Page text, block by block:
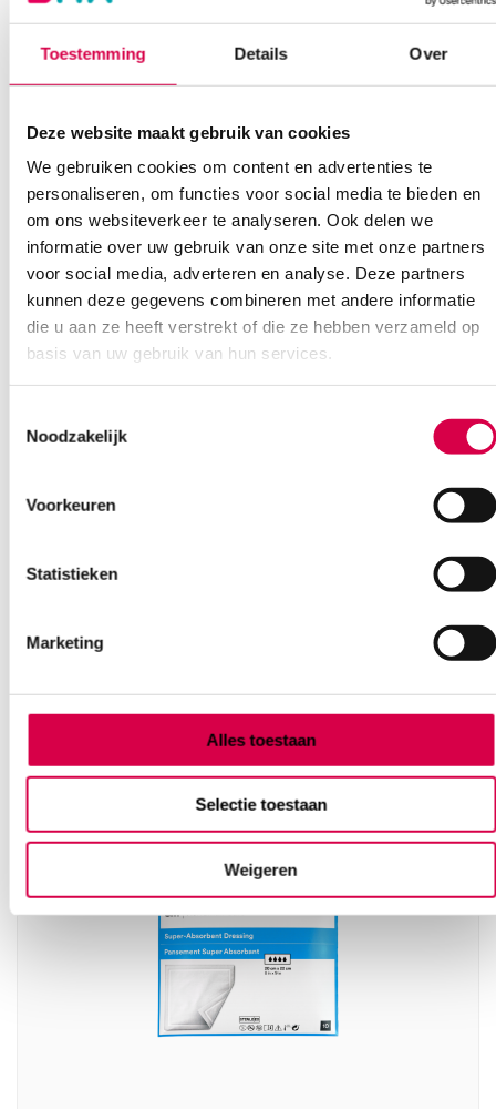
Toestemming Details Over
Deze website maakt gebruik van cookies
We gebruiken cookies om content en advertenties te
personaliseren, om functies voor social media te bieden en
om ons websiteverkeer te analyseren. Ook delen we
informatie over uw gebruik van onze site met onze partners
voor social media, adverteren en analyse. Deze partners
kunnen deze gegevens combineren met andere informatie
die u aan ze heeft verstrekt of die ze hebben verzameld op
basis van uw gebruik van hun services.
Noodzakelijk
Voorkeuren
Statistieken
Marketing
Alles toestaan
Selectie toestaan
Weigeren
Wees de eerste om “KERRAMAX Care super absorberend
Heb je een vraag?
Anca helpt je!
08:30 tot 17:00
Bel Anca